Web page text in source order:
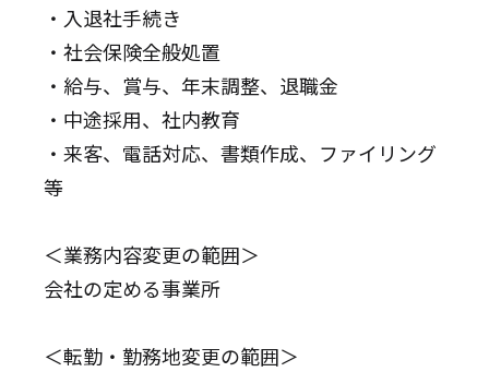
・入退社手続き
・社会保険全般処置
・給与、賞与、年末調整、退職金
・中途採用、社内教育
・来客、電話対応、書類作成、ファイリング
等
＜業務内容変更の範囲＞
会社の定める事業所
＜転勤・勤務地変更の範囲＞